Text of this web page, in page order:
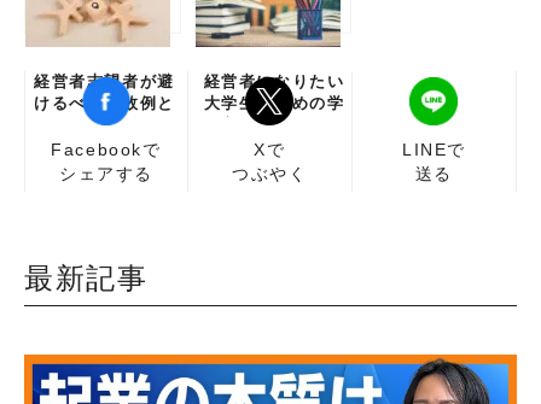
経営者志望者が避
けるべき失敗例と
その解決策のまと
経営者になりたい
大学生のための学
び方と行動
Facebookで
シェアする
Xで
つぶやく
LINEで
送る
最新記事